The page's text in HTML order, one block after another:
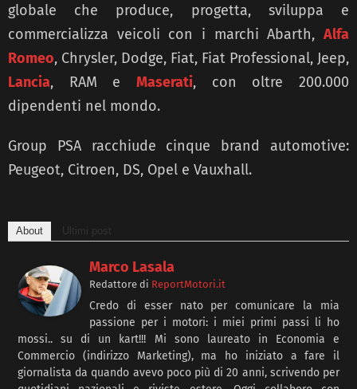
globale che produce, progetta, sviluppa e
commercializza veicoli con i marchi Abarth, Alfa
Romeo, Chrysler, Dodge, Fiat, Fiat Professional, Jeep,
Lancia, RAM e Maserati, con oltre 200.000
dipendenti nel mondo.
Group PSA racchiude cinque brand automotive:
Peugeot, Citroen, DS, Opel e Vauxhall.
About Ultimi post
Marco Lasala
Redattore di ReportMotori.it
Credo di esser nato per comunicare la mia
passione per i motori: i miei primi passi li ho
mossi.. su di un kart!!! Mi sono laureato in Economia e
Commercio (indirizzo Marketing), ma ho iniziato a fare il
giornalista da quando avevo poco più di 20 anni, scrivendo per